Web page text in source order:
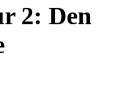
2: Den